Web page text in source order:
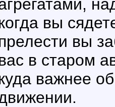
вы
вы
в старом
важнее